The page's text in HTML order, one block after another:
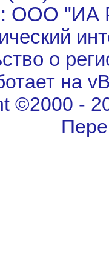
ООО "ИА
о
на
©2000 -